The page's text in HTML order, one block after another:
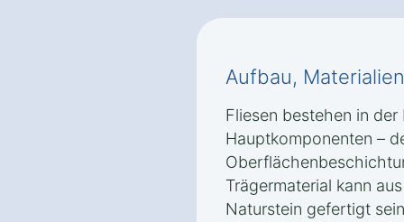
Aufbau,
Fliesen bestehen in der
Hauptkomponenten –
Trägermaterial kann
Naturstein gefertigt